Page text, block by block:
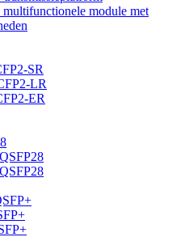
module met
SR
LR
ER